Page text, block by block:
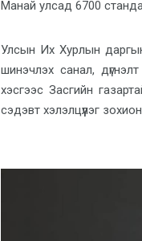
Манай улсад 6700
Улсын Их Хурлын
шинэчлэх санал,
хэсгээс Засгийн
сэдэвт хэлэлцүүлэг